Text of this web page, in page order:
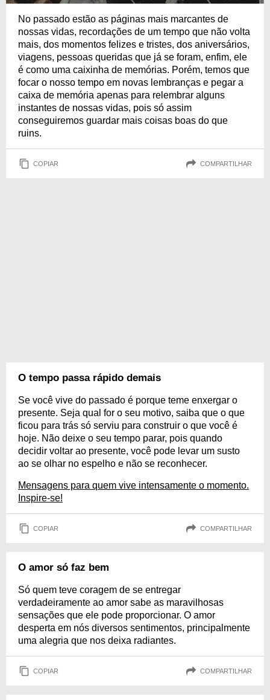
No passado estão as páginas mais marcantes de
nossas vidas, recordações de um tempo que não volta
mais, dos momentos felizes e tristes, dos aniversários,
viagens, pessoas queridas que já se foram, enfim, ele
é como uma caixinha de memórias. Porém, temos que
focar o nosso tempo em novas lembranças e pegar a
caixa de memória apenas para relembrar alguns
instantes de nossas vidas, pois só assim
conseguiremos guardar mais coisas boas do que
ruins.
COPIAR COMPARTILHAR
O tempo passa rápido demais
Se você vive do passado é porque teme enxergar o
presente. Seja qual for o seu motivo, saiba que o que
ficou para trás só serviu para construir o que você é
hoje. Não deixe o seu tempo parar, pois quando
decidir voltar ao presente, você pode levar um susto
ao se olhar no espelho e não se reconhecer.
Mensagens para quem vive intensamente o momento.
Inspire-se!
COPIAR COMPARTILHAR
O amor só faz bem
Só quem teve coragem de se entregar
verdadeiramente ao amor sabe as maravilhosas
sensações que ele pode proporcionar. O amor
desperta em nós diversos sentimentos, principalmente
uma alegria que nos deixa radiantes.
COPIAR COMPARTILHAR